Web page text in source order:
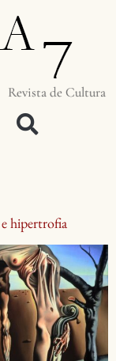
Revista de Cultura
hipertrofia